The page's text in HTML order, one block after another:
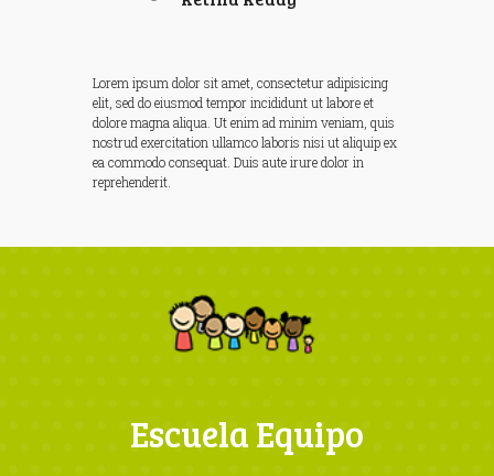
Lorem ipsum dolor sit amet, consectetur adipisicing
elit, sed do eiusmod tempor incididunt ut labore et
dolore magna aliqua. Ut enim ad minim veniam, quis
nostrud exercitation ullamco laboris nisi ut aliquip ex
ea commodo consequat. Duis aute irure dolor in
reprehenderit.
Escuela Equipo